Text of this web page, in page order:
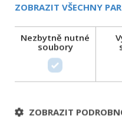
ZOBRAZIT VŠECHNY
Nezbytně nutné
soubory
ZOBRAZIT